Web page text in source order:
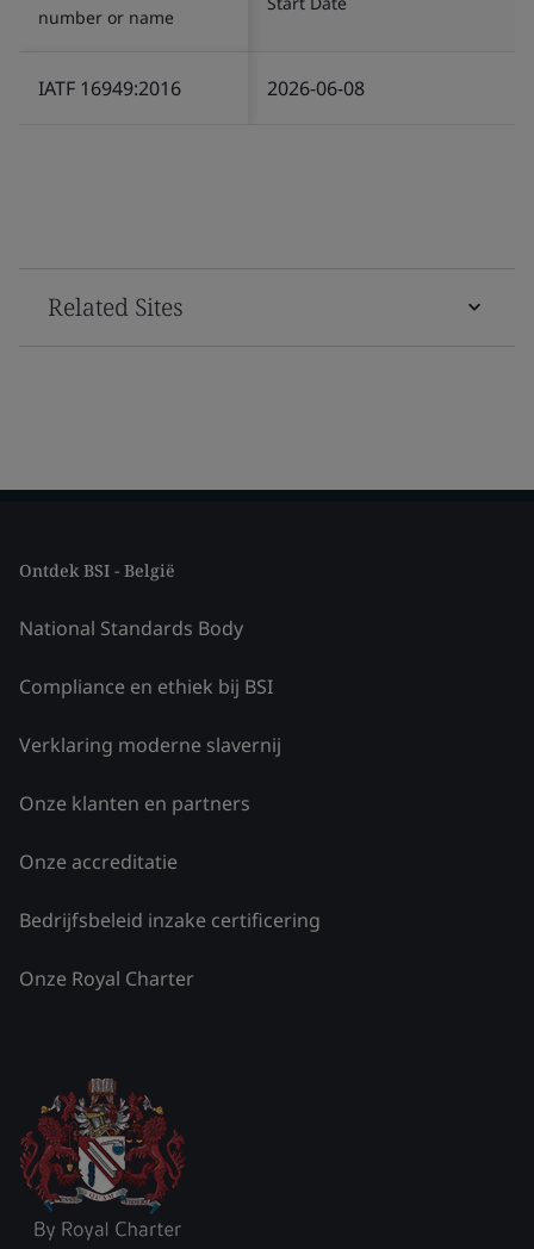
number or name
IATF 16949:2016 2026-06-08
Related Sites
Ontdek BSI - België
National Standards Body
Compliance en ethiek bij BSI
Verklaring moderne slavernij
Onze klanten en partners
Onze accreditatie
Bedrijfsbeleid inzake certificering
Onze Royal Charter